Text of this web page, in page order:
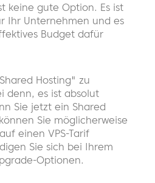
keine gute Option. Es ist
Ihr Unternehmen und es
Budget dafür
Hosting" zu
denn, es ist absolut
Sie jetzt ein Shared
Sie möglicherweise
einen VPS-Tarif
Sie sich bei Ihrem
Optionen.